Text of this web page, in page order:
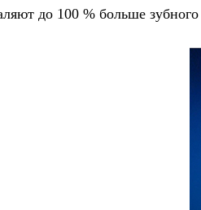
до 100 % больше